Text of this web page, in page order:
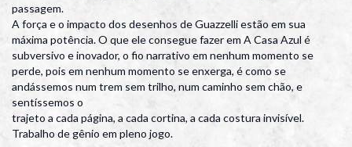
passagem.
A força e o impacto dos desenhos de Guazzelli estão em sua
máxima potência. O que ele consegue fazer em A Casa Azul é
subversivo e inovador, o fio narrativo em nenhum momento se
perde, pois em nenhum momento se enxerga, é como se
andássemos num trem sem trilho, num caminho sem chão, e
sentíssemos o
trajeto a cada página, a cada cortina, a cada costura invisível.
Trabalho de gênio em pleno jogo.